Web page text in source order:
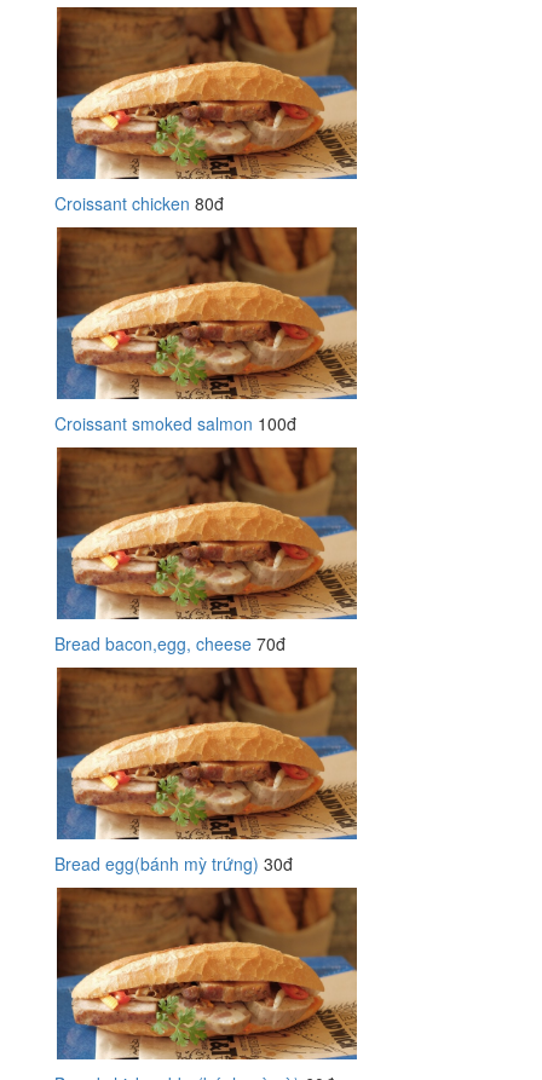
Croissant chicken 80đ
Croissant smoked salmon 100đ
Bread bacon,egg, cheese 70đ
Bread egg(bánh mỳ trứng) 30đ